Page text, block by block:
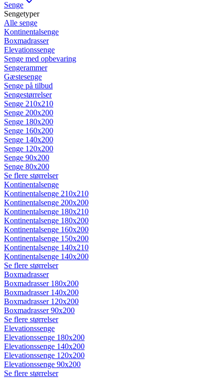
Senge
Sengetyper
Alle senge
Kontinentalsenge
Boxmadrasser
Elevationssenge
Senge med opbevaring
Sengerammer
Gæstesenge
Senge på tilbud
Sengestørrelser
Senge 210x210
Senge 200x200
Senge 180x200
Senge 160x200
Senge 140x200
Senge 120x200
Senge 90x200
Senge 80x200
Se flere størrelser
Kontinentalsenge
Kontinentalsenge 210x210
Kontinentalsenge 200x200
Kontinentalsenge 180x210
Kontinentalsenge 180x200
Kontinentalsenge 160x200
Kontinentalsenge 150x200
Kontinentalsenge 140x210
Kontinentalsenge 140x200
Se flere størrelser
Boxmadrasser
Boxmadrasser 180x200
Boxmadrasser 140x200
Boxmadrasser 120x200
Boxmadrasser 90x200
Se flere størrelser
Elevationssenge
Elevationssenge 180x200
Elevationssenge 140x200
Elevationssenge 120x200
Elevationssenge 90x200
Se flere størrelser